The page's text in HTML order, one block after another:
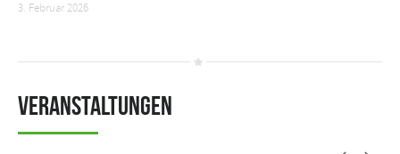
3. Februar 2026
Veranstaltungen